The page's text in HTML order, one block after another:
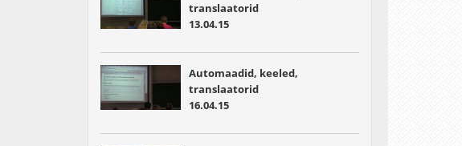
translaatorid
13.04.15
Automaadid, keeled,
translaatorid
16.04.15